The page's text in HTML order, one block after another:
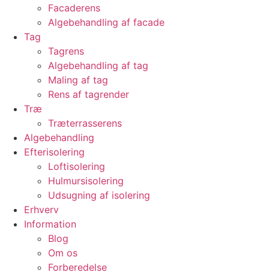
Facaderens
Algebehandling af facade
Tag
Tagrens
Algebehandling af tag
Maling af tag
Rens af tagrender
Træ
Træterrasserens
Algebehandling
Efterisolering
Loftisolering
Hulmursisolering
Udsugning af isolering
Erhverv
Information
Blog
Om os
Forberedelse